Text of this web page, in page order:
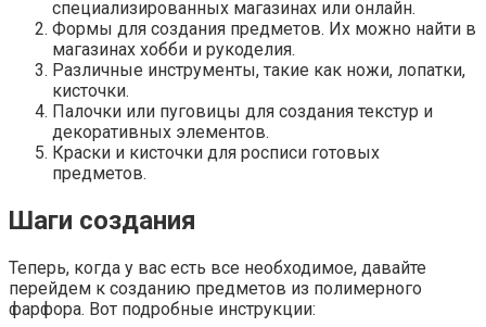
специализированных магазинах или онлайн.
Формы для создания предметов. Их можно найти в
магазинах хобби и рукоделия.
Различные инструменты, такие как ножи, лопатки,
кисточки.
Палочки или пуговицы для создания текстур и
декоративных элементов.
Краски и кисточки для росписи готовых
предметов.
Шаги создания
Теперь, когда у вас есть все необходимое, давайте
перейдем к созданию предметов из полимерного
фарфора. Вот подробные инструкции: